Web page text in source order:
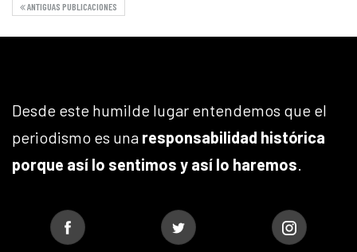
ANTIGUAS PUBLICACIONES
Desde este humilde lugar entendemos que el
periodismo es una responsabilidad histórica
porque así lo sentimos y así lo haremos.